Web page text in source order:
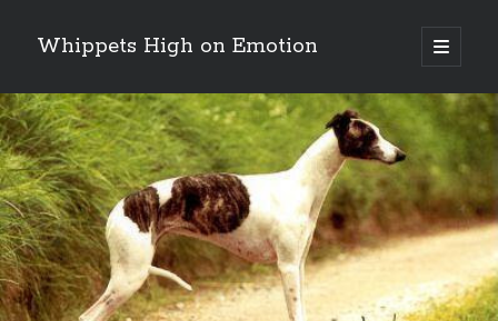
Whippets High on Emotion
öffnen
Sidebar
Neueste Kommentare
Profil
von
ingrid.krahheiermann
auf
Facebook
anzeigen
Archiv
Archiv